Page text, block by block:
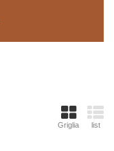
Griglia list